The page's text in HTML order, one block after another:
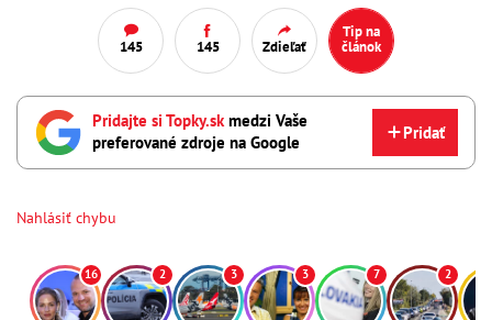
145 145 Zdieľať
Tip na
článok
Pridajte si Topky.skmedzi Vaše
preferované zdroje na Google
Pridať
Nahlásiť chybu
16 2 3 3 7 2